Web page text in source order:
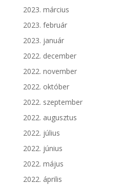
2023. március
2023. február
2023. január
2022. december
2022. november
2022. október
2022. szeptember
2022. augusztus
2022. július
2022. június
2022. május
2022. április